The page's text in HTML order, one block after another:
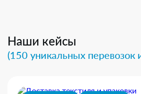
Наши кейсы
(150 уникальных перевозок